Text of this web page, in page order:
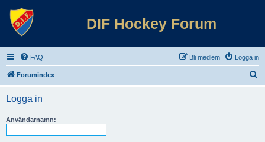
DIF Hockey Forum
FAQ Logga in
Bli medlem
Forumindex
Logga in
Användarnamn: